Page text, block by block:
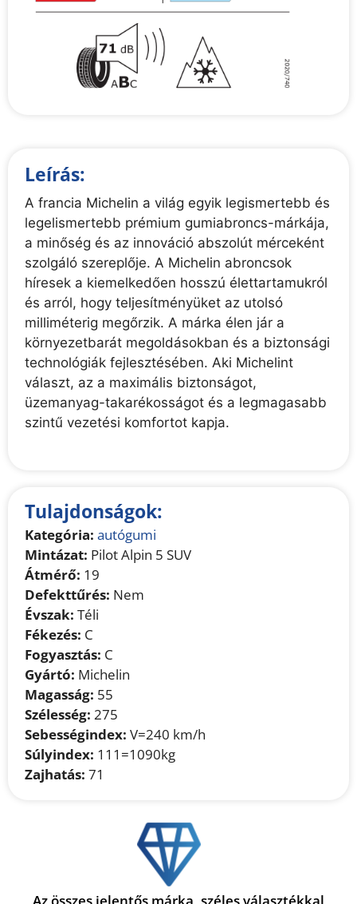
Leírás:
A francia Michelin a világ egyik legismertebb és
legelismertebb prémium gumiabroncs-márkája,
a minőség és az innováció abszolút mérceként
szolgáló szereplője. A Michelin abroncsok
híresek a kiemelkedően hosszú élettartamukról
és arról, hogy teljesítményüket az utolsó
milliméterig megőrzik. A márka élen jár a
környezetbarát megoldásokban és a biztonsági
technológiák fejlesztésében. Aki Michelint
választ, az a maximális biztonságot,
üzemanyag-takarékosságot és a legmagasabb
szintű vezetési komfortot kapja.
Tulajdonságok:
Kategória: autógumi
Mintázat: Pilot Alpin 5 SUV
Átmérő: 19
Defekttűrés: Nem
Évszak: Téli
Fékezés: C
Fogyasztás: C
Gyártó: Michelin
Magasság: 55
Szélesség: 275
Sebességindex: V=240 km/h
Súlyindex: 111=1090kg
Zajhatás: 71
Az összes jelentős márka, széles választékkal